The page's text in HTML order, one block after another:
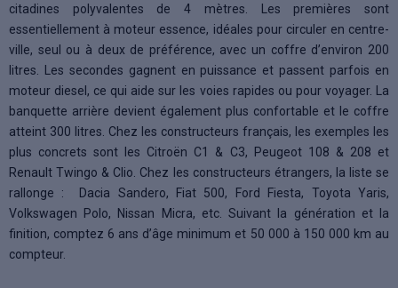
citadines polyvalentes de 4 mètres. Les premières sont
essentiellement à moteur essence, idéales pour circuler en centre-
ville, seul ou à deux de préférence, avec un coffre d’environ 200
litres. Les secondes gagnent en puissance et passent parfois en
moteur diesel, ce qui aide sur les voies rapides ou pour voyager. La
banquette arrière devient également plus confortable et le coffre
atteint 300 litres. Chez les constructeurs français, les exemples les
plus concrets sont les Citroën C1 & C3, Peugeot 108 & 208 et
Renault Twingo & Clio. Chez les constructeurs étrangers, la liste se
rallonge : Dacia Sandero, Fiat 500, Ford Fiesta, Toyota Yaris,
Volkswagen Polo, Nissan Micra, etc. Suivant la génération et la
finition, comptez 6 ans d’âge minimum et 50 000 à 150 000 km au
compteur.